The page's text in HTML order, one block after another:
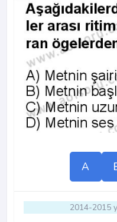
A
2014-2015